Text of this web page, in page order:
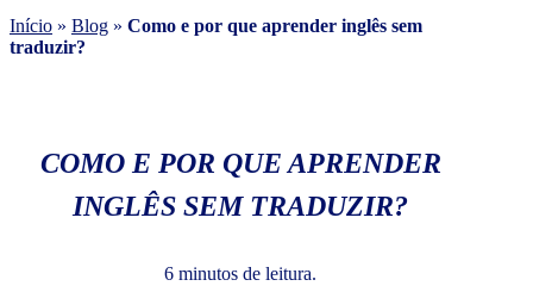
Início » Blog » Como e por que aprender inglês sem
traduzir?
COMO E POR QUE APRENDER
INGLÊS SEM TRADUZIR?
6 minutos de leitura.